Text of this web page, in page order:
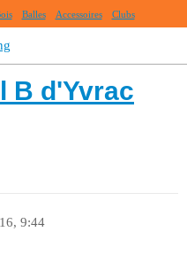
Balles Accessoires Clubs
B d'Yvrac
9:44